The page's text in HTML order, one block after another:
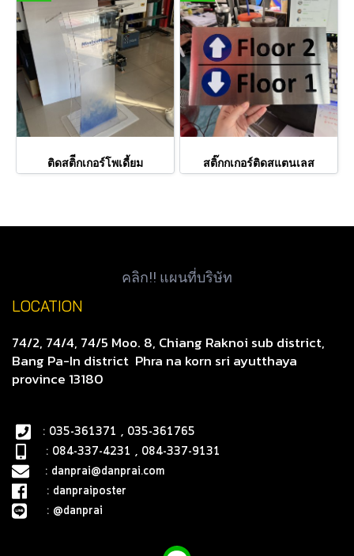
ติดสติีกเกอร์โพเดี้ยม สติ๊กกเกอร์ติดสแตนเลส
คลิก!! แผนที่บริษัท
LOCATION
74/2, 74/4, 74/5 Moo. 8, Chiang Raknoi sub district,
Bang Pa-In district Phra na korn sri ayutthaya
province 13180
: 035-361371 , 035-361765
: 084-337-4231 , 084-337-9131
: danprai@danprai.com
: danpraiposter
: @danprai